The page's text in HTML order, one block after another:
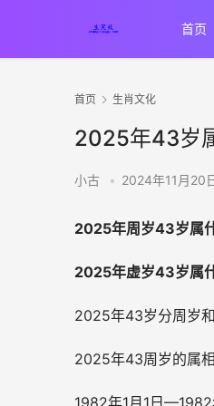
首页
首页 生肖文化
2025年43岁
小古 • 2024年11月20
2025年周岁43岁属
2025年虚岁43岁属
2025年43岁分周岁
2025年43周岁的属